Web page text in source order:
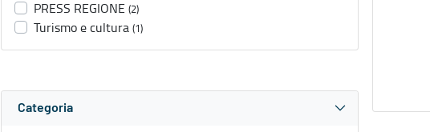
PRESS REGIONE (2)
Turismo e cultura (1)
Categoria